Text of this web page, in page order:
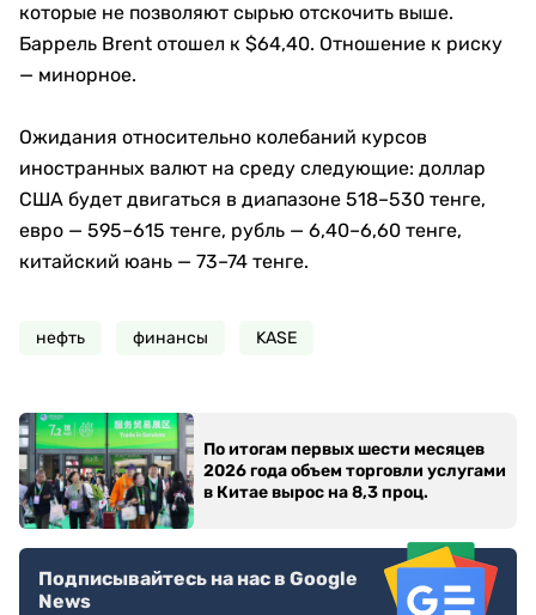
которые не позволяют сырью отскочить выше.
Баррель Brent отошел к $64,40. Отношение к риску
— минорное.
Ожидания относительно колебаний курсов
иностранных валют на среду следующие: доллар
США будет двигаться в диапазоне 518–530 тенге,
евро — 595–615 тенге, рубль — 6,40–6,60 тенге,
китайский юань — 73–74 тенге.
нефть финансы KASE
По итогам первых шести месяцев
2026 года объем торговли услугами
в Китае вырос на 8,3 проц.
Подписывайтесь на нас в Google
News